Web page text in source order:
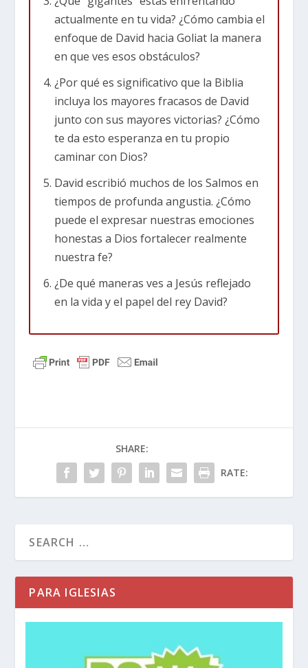
casa de Isaí para ungir a un nuevo rey porque el
gobernante actual, Saúl, se había apartado de
Dios. Mientras los humanos miran las
apariencias externas, Dios le dijo a Samuel que
Él mira el corazón.
A pesar de ser el más joven y el más ignorado de
los hermanos, David fue el elegido por Dios. Su
tiempo en los campos no fue desperdiciado; fue
un campo de entrenamiento donde aprendió a
confiar en Dios mientras protegía a su rebaño
de leones y osos. Esta temporada de
preparación nos muestra que Dios a menudo
trabaja en los momentos silenciosos y ocultos
necesitaremos para las tareas futuras que Él
tiene planeadas.
estaba paralizado por el miedo, David dio un
paso al frente con nada más que una honda,
cinco piedras lisas y una profunda confianza en
el poder de Dios. No confió en armaduras
1 Samuel 17:45 (NTV)David le respondió al
filisteo: —Tú vienes contra mí con espada, lanza
y jabalina, pero yo vengo contra ti en nombre del
Señor de los Ejércitos Celestiales, el Dios de los
actualmente en tu vida? ¿Cómo cambia el
enfoque de David hacia Goliat la manera
en que ves esos obstáculos?
¿Por qué es significativo que la Biblia
incluya los mayores fracasos de David
junto con sus mayores victorias? ¿Cómo
te da esto esperanza en tu propio
caminar con Dios?
David escribió muchos de los Salmos en
tiempos de profunda angustia. ¿Cómo
puede el expresar nuestras emociones
honestas a Dios fortalecer realmente
nuestra fe?
¿De qué maneras ves a Jesús reflejado
en la vida y el papel del rey David?
SHARE:
RATE:
PARA IGLESIAS